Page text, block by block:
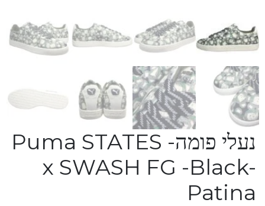
נעלי פומה- Puma STATES
x SWASH FG -Black-
Patina